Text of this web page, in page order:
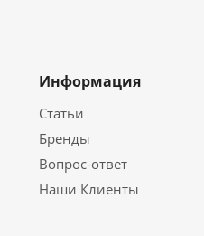
Информация
Статьи
Бренды
Вопрос-ответ
Наши Клиенты